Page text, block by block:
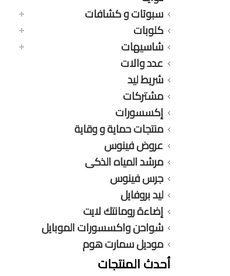
سبوتات و كشافات
كلوبات
شاسيهات
عدد والات
شريط ليد
مشتركات
إكسسورات
منتجات حماية و وقاية
عروض فينوس
مرشد المياه الذكى
جرس فينوس
ليد بروفايل
إضاءة رومانتك لايت
شواحن واكسسورات الموبايل
موديل سمارت هوم
أحدث المنتجات